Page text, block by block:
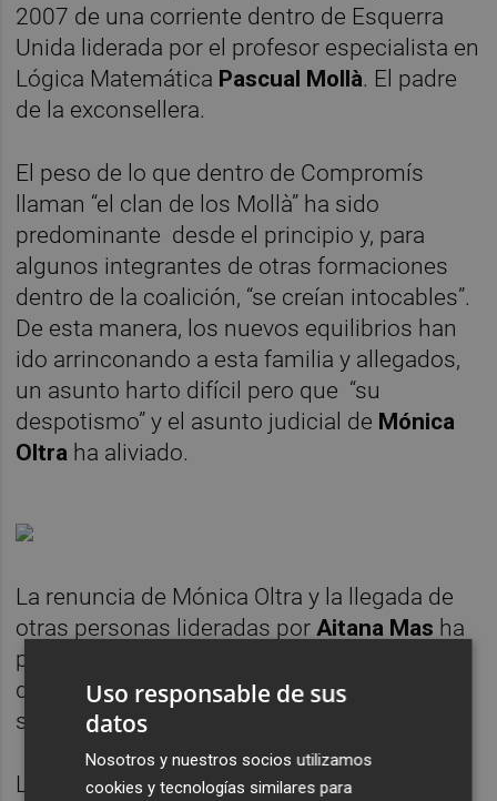
2007 de una corriente dentro de Esquerra
Unida liderada por el profesor especialista en
Lógica Matemática Pascual Mollà. El padre
de la exconsellera.
El peso de lo que dentro de Compromís
llaman “el clan de los Mollà” ha sido
predominante desde el principio y, para
algunos integrantes de otras formaciones
dentro de la coalición, “se creían intocables”.
De esta manera, los nuevos equilibrios han
ido arrinconando a esta familia y allegados,
un asunto harto difícil pero que “su
despotismo” y el asunto judicial de Mónica
Oltra ha aliviado.
La renuncia de Mónica Oltra y la llegada de
otras personas lideradas porAitana Mas ha
provocado unos movimientos de fuerzas
dentro de Compromís que hace tiempo que
se pedían, a gritos, incluso.
La crevillentina accedió a la vicepresidencia
Uso responsable de sus
datos
Nosotros y nuestros socios utilizamos
cookies y tecnologías similares para